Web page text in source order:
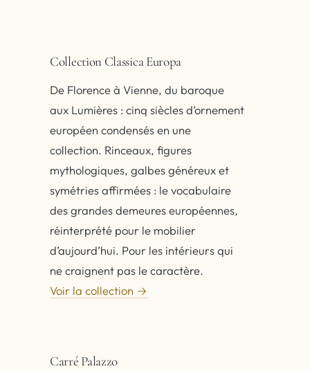
Collection Classica Europa
De Florence à Vienne, du baroque
aux Lumières : cinq siècles d’ornement
européen condensés en une
collection. Rinceaux, figures
mythologiques, galbes généreux et
symétries affirmées : le vocabulaire
des grandes demeures européennes,
réinterprété pour le mobilier
d’aujourd’hui. Pour les intérieurs qui
ne craignent pas le caractère.
Voir la collection →
Carré Palazzo